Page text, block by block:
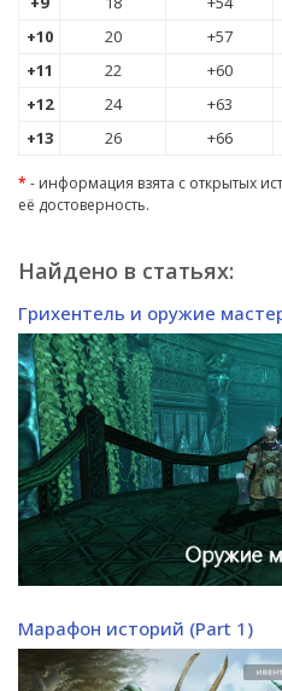
+10
20 +57
+11
22 +60
+12
24 +63
+13
26 +66
* - информация взята с открытых
её достоверность.
Найдено в статьях:
Грихентель и оружие
Марафон историй (Part 1)